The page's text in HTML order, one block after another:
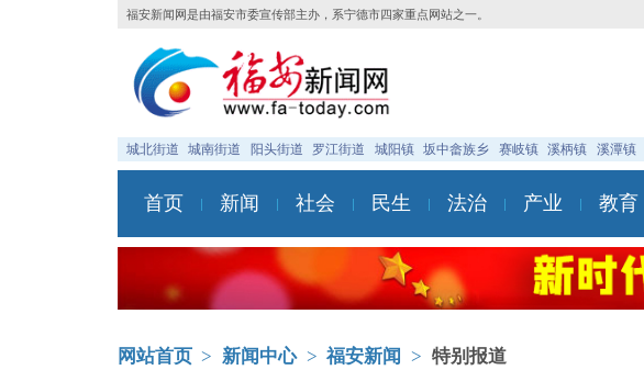
福安新闻网是由福安市委宣传部主办，系宁德市四家重点网站之一。
城北街道 城南街道 阳头街道 罗江街道 城阳镇 坂中畲族乡 赛岐镇 溪柄镇 溪潭镇
首页 新闻 社会 民生 法治 产业 教育
网站首页 > 新闻中心 > 福安新闻 > 特别报道